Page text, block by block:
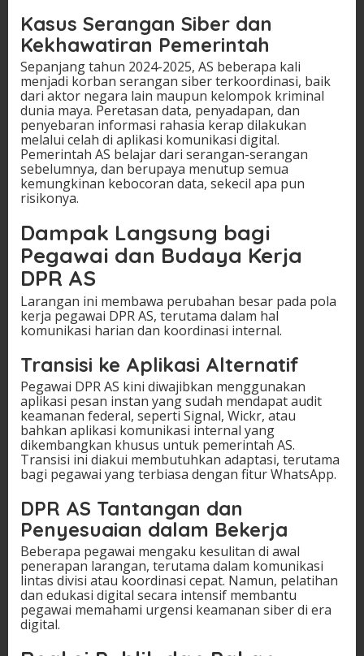
Kasus Serangan Siber dan
Kekhawatiran Pemerintah
Sepanjang tahun 2024-2025, AS beberapa kali
menjadi korban serangan siber terkoordinasi, baik
dari aktor negara lain maupun kelompok kriminal
dunia maya. Peretasan data, penyadapan, dan
penyebaran informasi rahasia kerap dilakukan
melalui celah di aplikasi komunikasi digital.
Pemerintah AS belajar dari serangan-serangan
sebelumnya, dan berupaya menutup semua
kemungkinan kebocoran data, sekecil apa pun
risikonya.
Dampak Langsung bagi
Pegawai dan Budaya Kerja
DPR AS
Larangan ini membawa perubahan besar pada pola
kerja pegawai DPR AS, terutama dalam hal
komunikasi harian dan koordinasi internal.
Transisi ke Aplikasi Alternatif
Pegawai DPR AS kini diwajibkan menggunakan
aplikasi pesan instan yang sudah mendapat audit
keamanan federal, seperti Signal, Wickr, atau
bahkan aplikasi komunikasi internal yang
dikembangkan khusus untuk pemerintah AS.
Transisi ini diakui membutuhkan adaptasi, terutama
bagi pegawai yang terbiasa dengan fitur WhatsApp.
DPR AS Tantangan dan
Penyesuaian dalam Bekerja
Beberapa pegawai mengaku kesulitan di awal
penerapan larangan, terutama dalam komunikasi
lintas divisi atau koordinasi cepat. Namun, pelatihan
dan edukasi digital secara intensif membantu
pegawai memahami urgensi keamanan siber di era
digital.